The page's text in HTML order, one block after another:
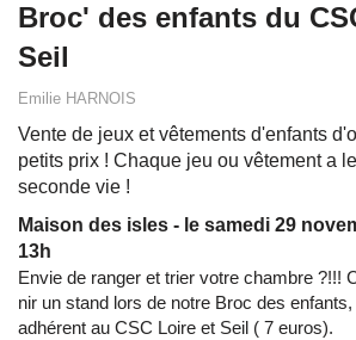
Broc' des enfants du
Seil
Emilie HARNOIS
Vente de jeux et vêtements d'enfants
petits prix ! Chaque jeu ou vêtement a
seconde vie !
Maison des isles - le samedi 29
13h
Envie de ranger et trier votre chambre ?!!!
nir un stand lors de notre Broc des
adhérent au CSC Loire et Seil ( 7 euros).